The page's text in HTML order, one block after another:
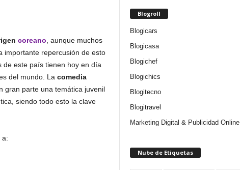
coreano , aunque muchos
importante repercusión de esto
de este país tienen hoy en día
del mundo. La comedia
gran parte una temática juvenil
siendo todo esto la clave
a:
Blogroll
Blogicars
Blogicasa
Blogichef
Blogichics
Blogitecno
Blogitravel
Marketing Digital & Publicidad Online
Nube de Etiquetas